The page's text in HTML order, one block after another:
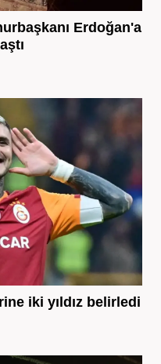
Erdoğan'a
iki yıldız belirledi